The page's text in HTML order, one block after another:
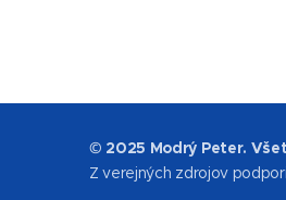
© 2025 Modrý Peter.
Z verejných zdrojov